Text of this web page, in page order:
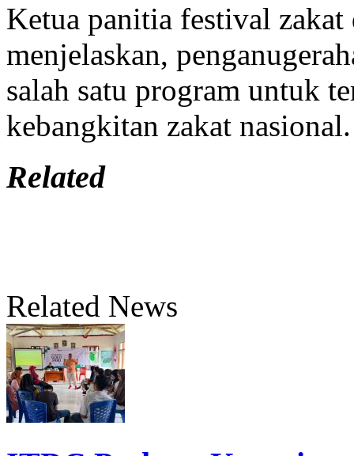
Ketua panitia festival zakat
menjelaskan,
salah satu program untuk
kebangkitan zakat
Related
Related News